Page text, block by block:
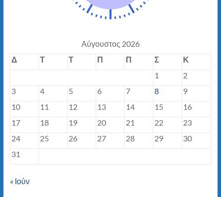
Αύγουστος 2026
Δ
Τ Τ Π Π Σ
Κ
1
2
3
4 5 6 7 8
9
10
11 12 13 14 15
16
17
18 19 20 21 22
23
24
25 26 27 28 29
30
31
« Ιούν